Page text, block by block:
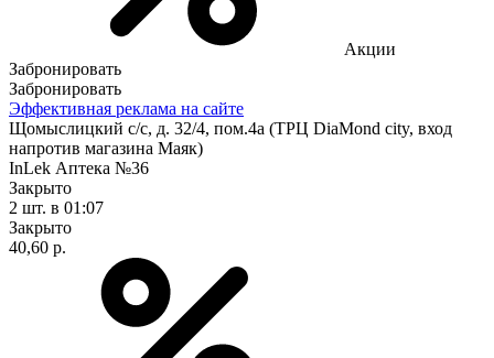
Акции
Забронировать
Забронировать
Эффективная реклама на сайте
Щомыслицкий с/с, д. 32/4, пом.4а (ТРЦ DiaMond city, вход
напротив магазина Маяк)
InLek Аптека №36
Закрыто
2 шт. в 01:07
Закрыто
40,60 р.